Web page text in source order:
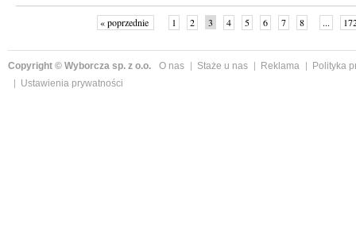
« poprzednie 1 2 3 4 5 6 7 8 ...
Copyright © Wyborcza sp. z o.o. O nas Staże u nas Reklama
Polityka
Ustawienia prywatności